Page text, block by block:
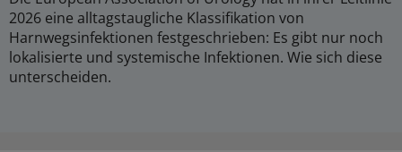
2026 eine alltagstaugliche Klassifikation von
Harnwegsinfektionen festgeschrieben: Es gibt nur noch
lokalisierte und systemische Infektionen. Wie sich diese
unterscheiden.